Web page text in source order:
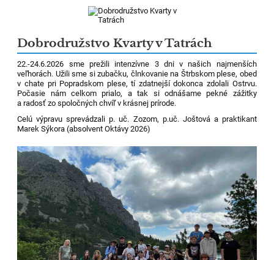
Dobrodružstvo Kvarty v Tatrách
22.-24.6.2026 sme prežili intenzívne 3 dni v našich najmenších
veľhorách. Užili sme si zubačku, člnkovanie na Štrbskom plese, obed
v chate pri Popradskom plese, tí zdatnejší dokonca zdolali Ostrvu.
Počasie nám celkom prialo, a tak si odnášame pekné zážitky
a radosť zo spoločných chvíľ v krásnej prírode.
Celú výpravu sprevádzali p. uč. Zozom, p.uč. Joštová a praktikant
Marek Sýkora (absolvent Oktávy 2026)